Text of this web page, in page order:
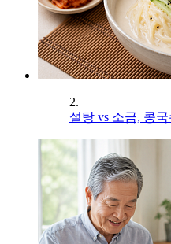
2.
설탕 vs 소금, 콩